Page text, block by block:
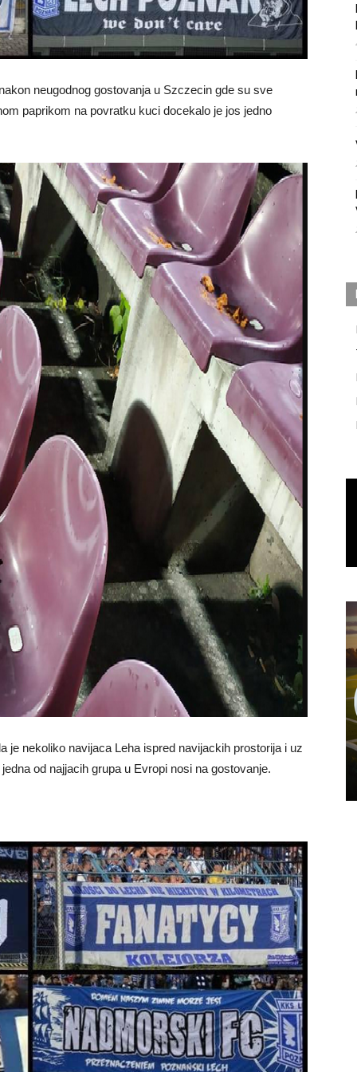
neugodnog gostovanja u Szczecin gde su sve
paprikom na povratku kuci docekalo je jos jedno
je nekoliko navijaca Leha ispred navijackih prostorija i uz
od najjacih grupa u Evropi nosi na gostovanje.